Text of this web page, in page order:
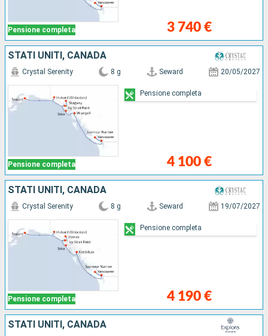
Pensione completa 3 740 €
STATI UNITI, CANADA
Pensione completa
Crystal Serenity 8 g Seward 20/05/2027
4 100 €
Pensione completa
STATI UNITI, CANADA
Pensione completa
Crystal Serenity 8 g Seward 19/07/2027
4 190 €
Pensione completa
STATI UNITI, CANADA